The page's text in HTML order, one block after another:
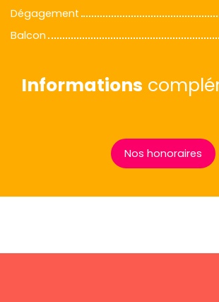
Dégagement
Balcon
Informations
Nos honoraires